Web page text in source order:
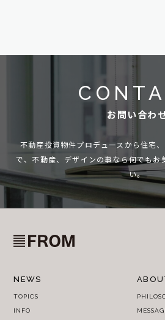
お問い合わ
不動産投資物件プロデュースから住宅
で、不動産、デザインの事なら何でもお
い。
NEWS
TOPICS
INFO